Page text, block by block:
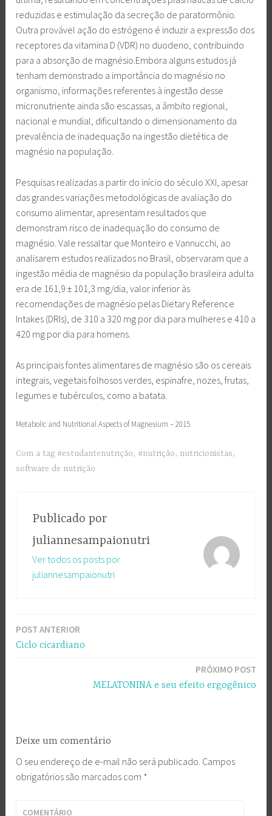
reduzidas e estimulação da secreção de paratormônio.
Outra provável ação do estrógeno é induzir a expressão dos
receptores da vitamina D (VDR) no duodeno, contribuindo
para a absorção de magnésio.Embora alguns estudos já
tenham demonstrado a importância do magnésio no
organismo, informações referentes à ingestão desse
micronutriente ainda são escassas, a âmbito regional,
nacional e mundial, dificultando o dimensionamento da
prevalência de inadequação na ingestão dietética de
magnésio na população.
Pesquisas realizadas a partir do início do século XXI, apesar
das grandes variações metodológicas de avaliação do
consumo alimentar, apresentam resultados que
demonstram risco de inadequação do consumo de
magnésio. Vale ressaltar que Monteiro e Vannucchi, ao
analisarem estudos realizados no Brasil, observaram que a
ingestão média de magnésio da população brasileira adulta
era de 161,9 ± 101,3 mg/dia, valor inferior às
recomendações de magnésio pelas Dietary Reference
Intakes (DRIs), de 310 a 320 mg por dia para mulheres e 410 a
420 mg por dia para homens.
As principais fontes alimentares de magnésio são os cereais
integrais, vegetais folhosos verdes, espinafre, nozes, frutas,
legumes e tubérculos, como a batata.
Metabolic and Nutritional Aspects of Magnesium – 2015
Com a tag #estudantenutrição, #nutrição, nutricionistas,
software de nutrição
Publicado por
juliannesampaionutri
Ver todos os posts por
juliannesampaionutri
Navegação
POST ANTERIOR
Ciclo cicardiano
PRÓXIMO POST
MELATONINA e seu efeito ergogênico
Deixe um comentário
O seu endereço de e-mail não será publicado. Campos
obrigatórios são marcados com *
COMENTÁRIO